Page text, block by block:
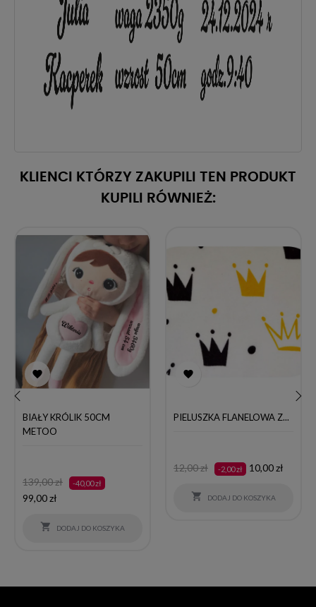
KLIENCI KTÓRZY ZAKUPILI TEN PRODUKT
KUPILI RÓWNIEŻ:

BIAŁY KRÓLIK 50CM
METOO
Cena
podstawowa
139,00 zł -40,00 zł Cena
99,00 zł
 DODAJ DO KOSZYKA

PIELUSZKA FLANELOWA Z...
Cena
12,00 zł -2,00 zł Cena
10,00 zł
 DODAJ DO KOSZYKA